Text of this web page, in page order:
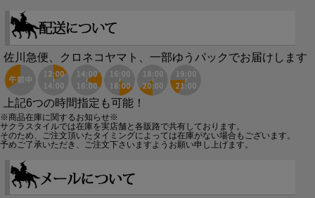
佐川急便、クロネコヤマト、一部ゆうパックでお届けします
上記6つの時間指定も可能！
※商品在庫に関するお知らせ※
サクラスタイルでは在庫を実店舗と各販路で共有しております。
そのため、ご注文頂いたタイミングによっては在庫がない場合もございます。
予めご了承いただき、ご注文下さいますようお願い申し上げます。